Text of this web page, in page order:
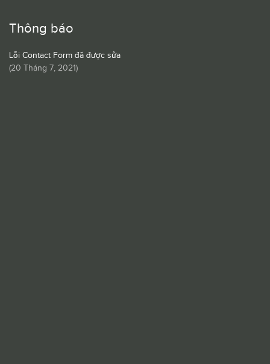
Thông báo
Lỗi Contact Form đã được sửa
(20 Tháng 7, 2021)